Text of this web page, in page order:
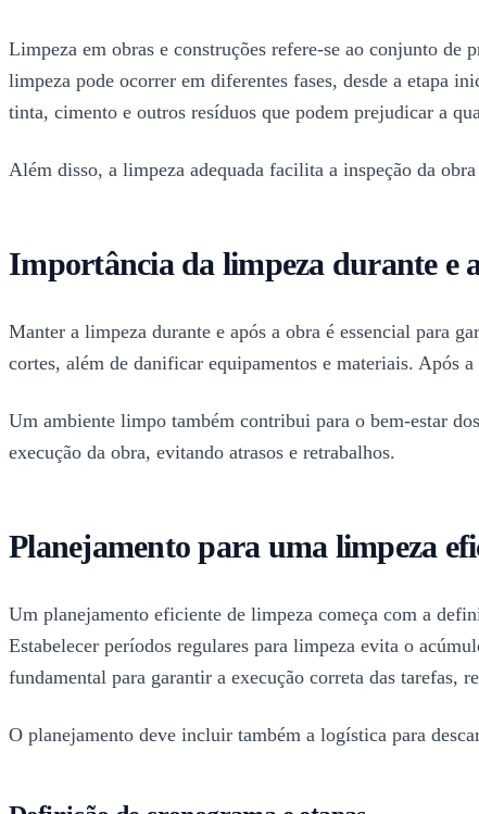
Limpeza em obras e construções refere-se ao conjunto de
limpeza pode ocorrer em diferentes fases, desde a etapa
tinta, cimento e outros resíduos que podem prejudicar a
Além disso, a limpeza adequada facilita a inspeção da
Importância da limpeza durante e
Manter a limpeza durante e após a obra é essencial para
cortes, além de danificar equipamentos e materiais. Após
Um ambiente limpo também contribui para o bem-estar
execução da obra, evitando atrasos e retrabalhos.
Planejamento para uma limpeza
Um planejamento eficiente de limpeza começa com a
Estabelecer períodos regulares para limpeza evita o
fundamental para garantir a execução correta das tarefas,
O planejamento deve incluir também a logística para